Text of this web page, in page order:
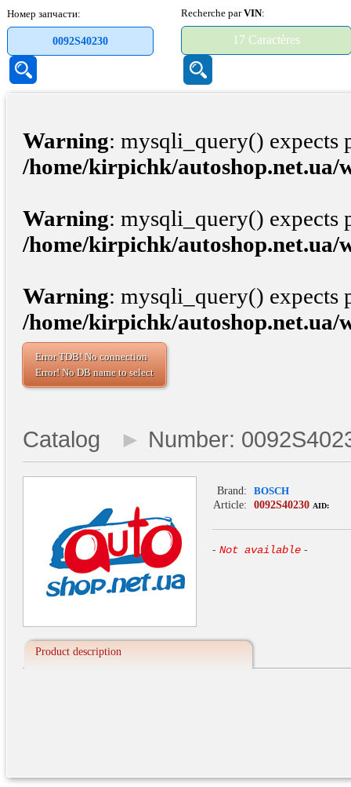
Номер запчасти: Recherche parVIN:
Warning: mysqli_query() expects
/home/kirpichk/autoshop.net.ua/
Warning: mysqli_query() expects
/home/kirpichk/autoshop.net.ua/
Warning: mysqli_query() expects
/home/kirpichk/autoshop.net.ua/
Error TDB! No connection
Error! No DB name to select
Catalog ► Number:
Brand:
BOSCH
Article:
0092S40230 AID:
- Not available -
Product description